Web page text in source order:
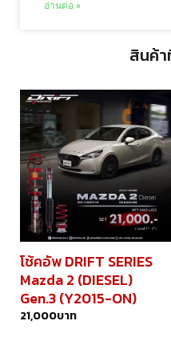
อ่านต่อ »
สินค้า
โช้คอัพ DRIFT SERIES
Mazda 2 (DIESEL)
Gen.3 (Y2015-ON)
21,000บาท